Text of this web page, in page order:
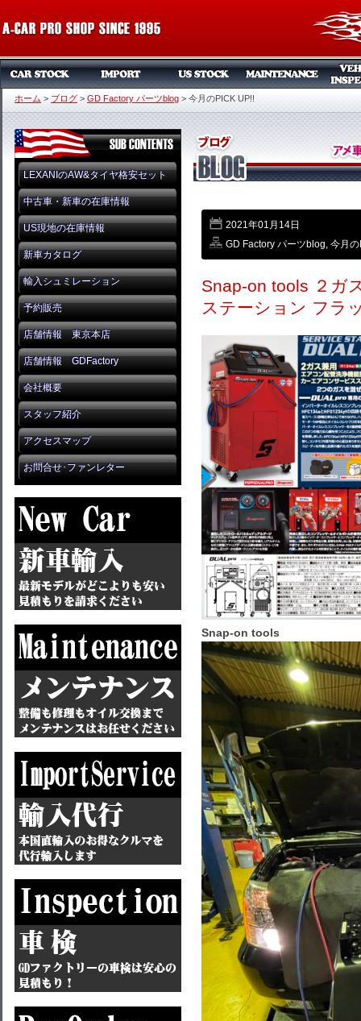
ホーム > ブログ > GD Factory パーツblog > 今月のPICK UP!!
LEXANIのAW&タイヤ格安セット
中古車・新車の在庫情報
US現地の在庫情報
新車カタログ
輸入シュミレーション
予約販売
店舗情報 東京本店
店舗情報 GDFactory
会社概要
スタッフ紹介
アクセスマップ
お問合せ･ファンレター
2021年01月14日
GD Factory パーツblog, 今月
Snap-on tools ２ガ
ステーション フラ
Snap-on tools